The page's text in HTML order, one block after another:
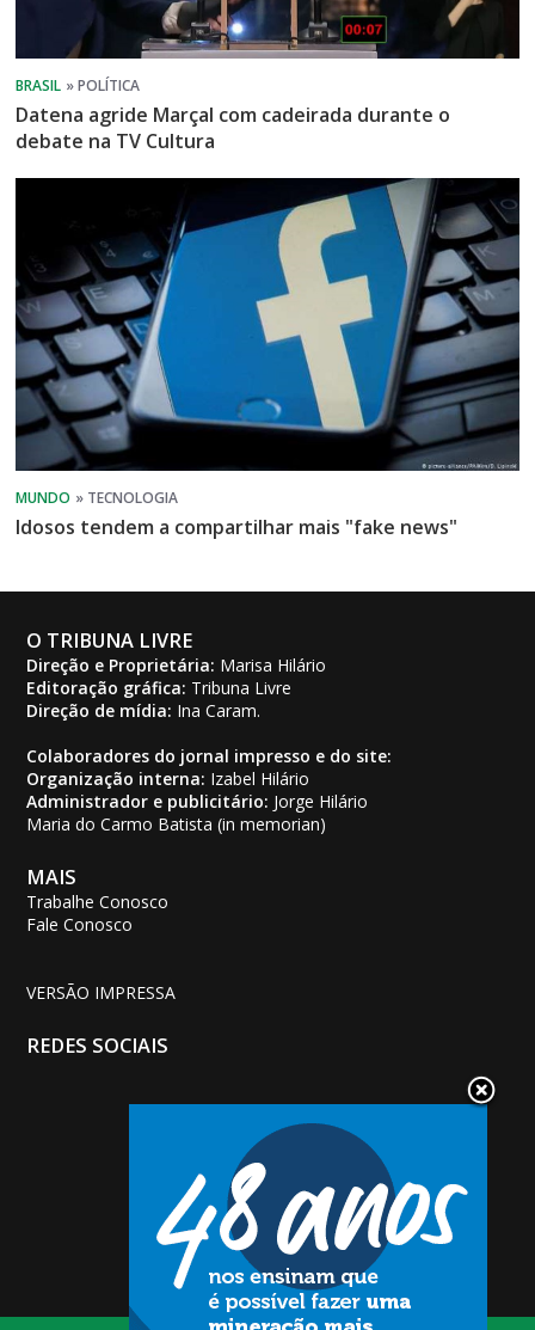
Datena agride Marçal com cadeirada durante o
debate na TV Cultura
Idosos tendem a compartilhar mais "fake news"
O TRIBUNA LIVRE
Direção e Proprietária: Marisa Hilário
Editoração gráfica: Tribuna Livre
Direção de mídia: Ina Caram.
Colaboradores do jornal impresso e do site:
Organização interna: Izabel Hilário
Administrador e publicitário: Jorge Hilário
Maria do Carmo Batista (in memorian)
MAIS
Trabalhe Conosco
Fale Conosco
VERSÃO IMPRESSA
REDES SOCIAIS